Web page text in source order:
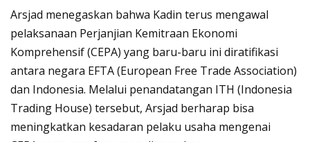
Arsjad menegaskan bahwa Kadin terus mengawal
pelaksanaan Perjanjian Kemitraan Ekonomi
Komprehensif (CEPA) yang baru-baru ini diratifikasi
antara negara EFTA (European Free Trade Association)
dan Indonesia. Melalui penandatangan ITH (Indonesia
Trading House) tersebut, Arsjad berharap bisa
meningkatkan kesadaran pelaku usaha mengenai